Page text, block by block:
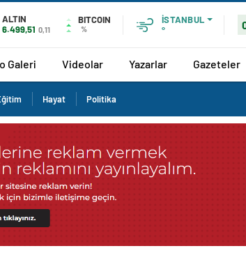
ALTIN
6.499,51 0,11
BITCOIN
%
İSTANBUL
°
Galeri Videolar Yazarlar Gazeteler
Hayat Politika